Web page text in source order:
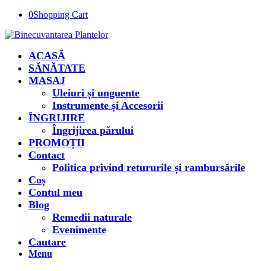
0Shopping Cart
ACASĂ
SĂNĂTATE
MASAJ
Uleiuri și unguente
Instrumente și Accesorii
ÎNGRIJIRE
Îngrijirea părului
PROMOȚII
Contact
Politica privind retururile și rambursările
Coș
Contul meu
Blog
Remedii naturale
Evenimente
Cautare
Menu